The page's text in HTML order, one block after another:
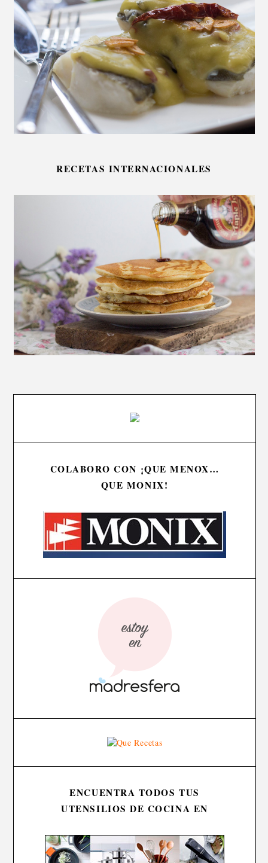
RECETAS INTERNACIONALES
COLABORO CON ¡QUE MENOX…
QUE MONIX!
ENCUENTRA TODOS TUS
UTENSILIOS DE COCINA EN